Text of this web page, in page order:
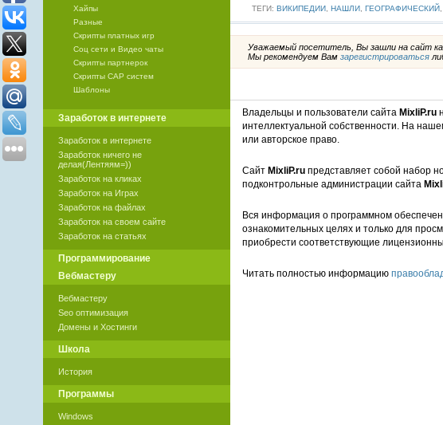
ТЕГИ: ВИКИПЕДИИ, НАШЛИ, ГЕОГРАФИЧЕСКИЙ,
Уважаемый посетитель, Вы зашли на сайт
Мы рекомендуем Вам зарегистрироваться
Владельцы и пользователи сайта MixliP.ru
интеллектуальной собственности. На
или авторское право.
Сайт MixliP.ruпредставляет собой набор
подконтрольные администрации сайта
Вся информация о программном
ознакомительных целях и только для
приобрести соответствующие
Читать полностью информацию
Хайпы
Разные
Скрипты платных игр
Соц сети и Видео чаты
Скрипты партнерок
Скрипты САР систем
Шаблоны
Заработок в интернете
Заработок в интернете
Заработок ничего не
делая(Лентяям=))
Заработок на кликах
Заработок на Играх
Заработок на файлах
Заработок на своем сайте
Заработок на статьях
Программирование
Вебмастеру
Вебмастеру
Seo оптимизация
Домены и Хостинги
Школа
История
Программы
Windows